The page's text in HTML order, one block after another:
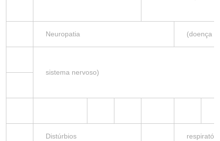
Neuropatia (doença
sistema nervoso)
Distúrbios